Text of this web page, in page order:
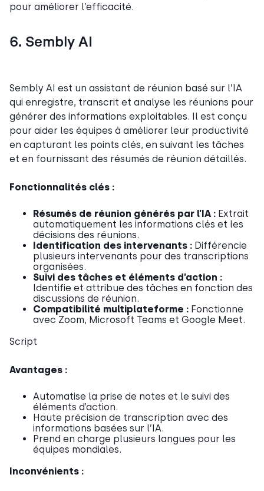
pour améliorer l’efficacité.
6. Sembly AI
Sembly AI est un assistant de réunion basé sur l’IA
qui enregistre, transcrit et analyse les réunions pour
générer des informations exploitables. Il est conçu
pour aider les équipes à améliorer leur productivité
en capturant les points clés, en suivant les tâches
et en fournissant des résumés de réunion détaillés.
Fonctionnalités clés :
Résumés de réunion générés par l’IA : Extrait
automatiquement les informations clés et les
décisions des réunions.
Identification des intervenants : Différencie
plusieurs intervenants pour des transcriptions
organisées.
Suivi des tâches et éléments d’action :
Identifie et attribue des tâches en fonction des
discussions de réunion.
Compatibilité multiplateforme : Fonctionne
avec Zoom, Microsoft Teams et Google Meet.
Script
Avantages :
Automatise la prise de notes et le suivi des
éléments d’action.
Haute précision de transcription avec des
informations basées sur l’IA.
Prend en charge plusieurs langues pour les
équipes mondiales.
Inconvénients :